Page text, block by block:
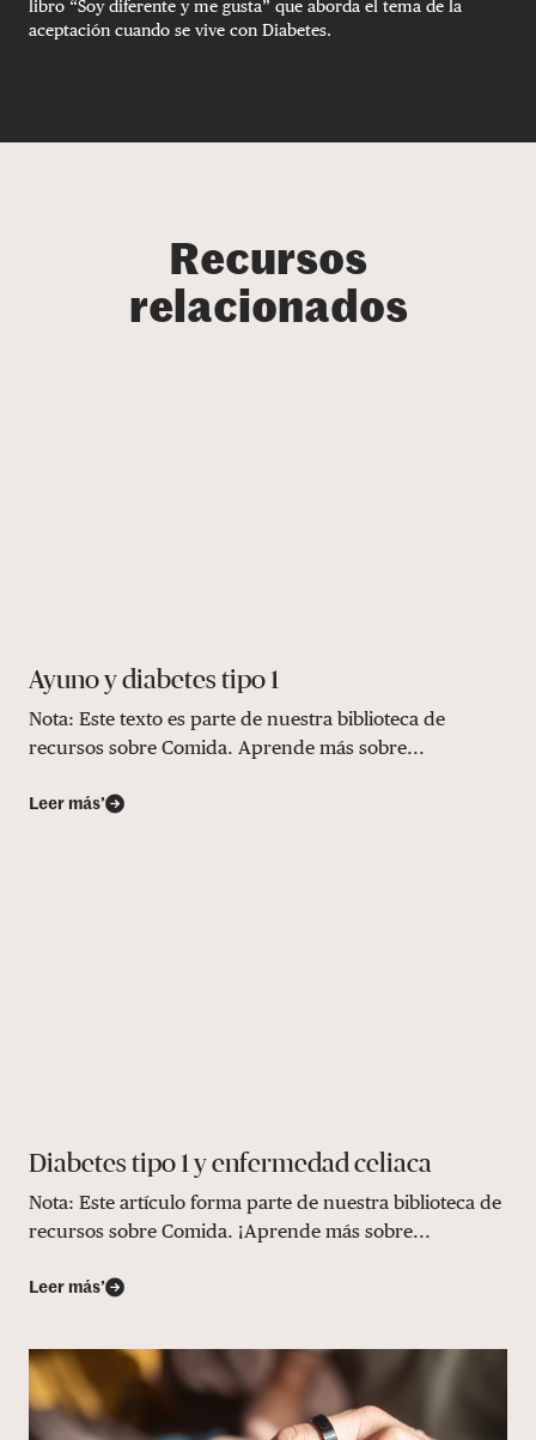
libro “Soy diferente y me gusta” que aborda el tema de la
aceptación cuando se vive con Diabetes.
Recursos
relacionados
Ayuno y diabetes tipo 1
Nota: Este texto es parte de nuestra biblioteca de
recursos sobre Comida. Aprende más sobre...
Leer más’
Diabetes tipo 1 y enfermedad celiaca
Nota: Este artículo forma parte de nuestra biblioteca de
recursos sobre Comida. ¡Aprende más sobre...
Leer más’